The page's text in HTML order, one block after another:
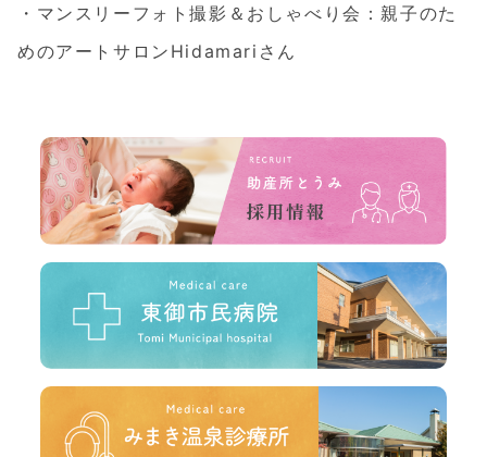
・マンスリーフォト撮影＆おしゃべり会：親子のた
めのアートサロンHidamariさん